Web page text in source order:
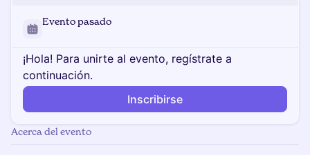
Evento pasado
¡Hola! Para unirte al evento, regístrate a
continuación.
Inscribirse
Acerca del evento